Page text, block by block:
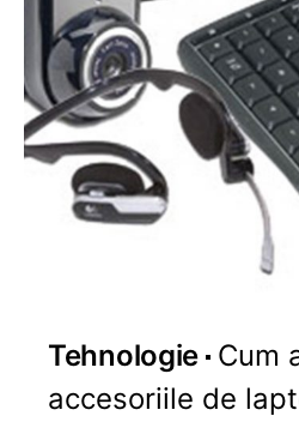
Tehnologie Cum
accesoriile de